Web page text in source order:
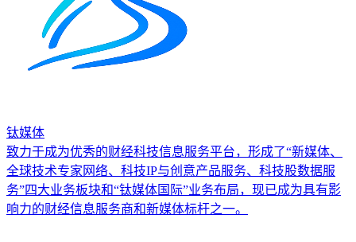
钛媒体
致力于成为优秀的财经科技信息服务平台，形成了“新媒体、
全球技术专家网络、科技IP与创意产品服务、科技股数据服
务”四大业务板块和“钛媒体国际”业务布局，现已成为具有影
响力的财经信息服务商和新媒体标杆之一。